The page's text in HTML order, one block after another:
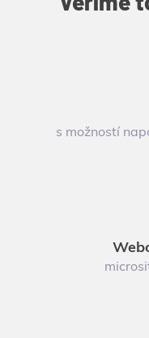
s možností